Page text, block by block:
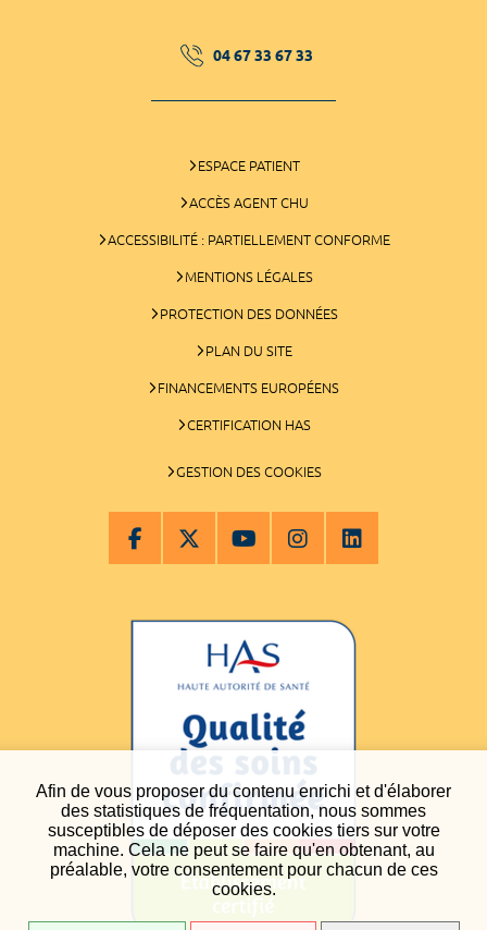
Afin de vous proposer du contenu enrichi et d'élaborer
des statistiques de fréquentation, nous sommes
susceptibles de déposer des cookies tiers sur votre
machine. Cela ne peut se faire qu'en obtenant, au
préalable, votre consentement pour chacun de ces
cookies.
04 67 33 67 33
ESPACE PATIENT
ACCÈS AGENT CHU
ACCESSIBILITÉ : PARTIELLEMENT CONFORME
MENTIONS LÉGALES
PROTECTION DES DONNÉES
PLAN DU SITE
FINANCEMENTS EUROPÉENS
CERTIFICATION HAS
GESTION DES COOKIES